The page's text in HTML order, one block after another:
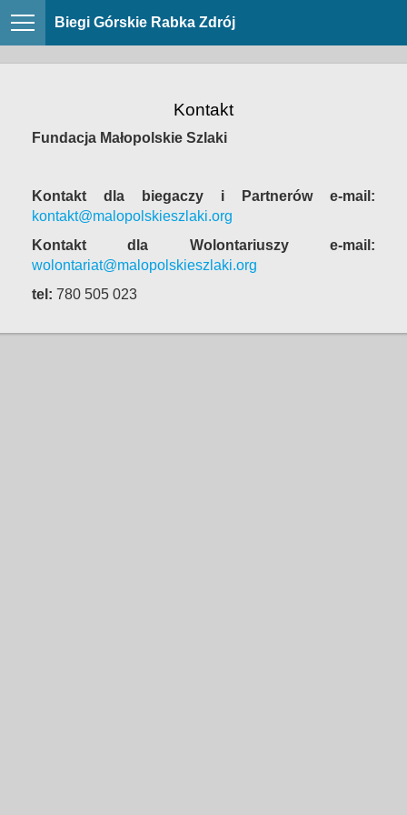
Biegi Górskie Rabka Zdrój
Kontakt
Fundacja Małopolskie Szlaki
Kontakt dla biegaczy i Partnerów e-mail:
kontakt@malopolskieszlaki.org
Kontakt dla Wolontariuszy e-mail:
wolontariat@malopolskieszlaki.org
tel: 780 505 023